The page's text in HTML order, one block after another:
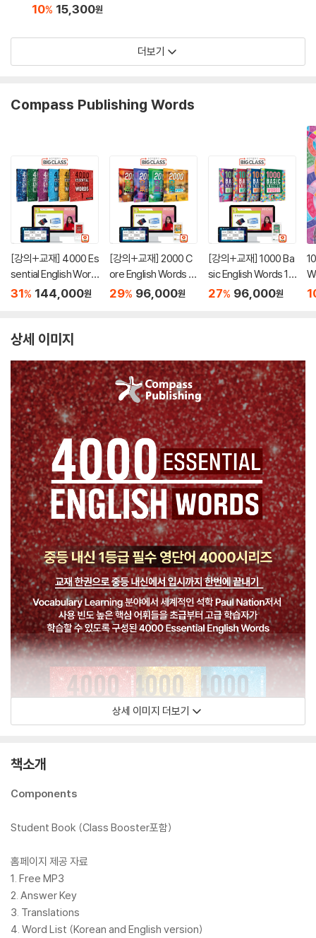
10% 15,300원
더보기
Compass Publishing Words
[강의+교재] 4000 Es
sential English Word
s 1~6, 2nd Edition 패
31% 144,000원
[강의+교재] 2000 C
ore English Words 1
~4 패키지
29% 96,000원
[강의+교재] 1000 Ba
sic English Words 1~
4 패키지
27% 96,000원
상세 이미지
상세 이미지 더보기
책소개
Components
Student Book (Class Booster포함)
홈페이지 제공 자료
1. Free MP3
2. Answer Key
3. Translations
4. Word List (Korean and English version)